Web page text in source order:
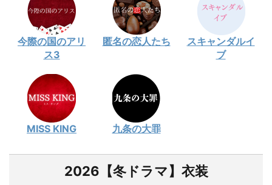
今際の国のアリ
ス3
匿名の恋人たち
スキャンダルイ
ブ
MISS KING 九条の大罪
2026【冬ドラマ】衣装